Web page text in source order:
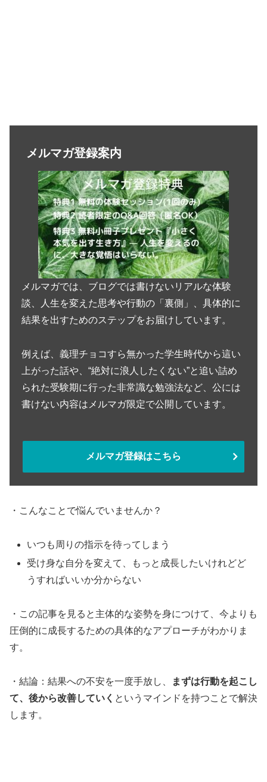
メルマガ登録案内
メルマガでは、ブログでは書けないリアルな体験
談、人生を変えた思考や行動の「裏側」、具体的に
結果を出すためのステップをお届けしています。
例えば、義理チョコすら無かった学生時代から這い
上がった話や、“絶対に浪人したくない”と追い詰め
られた受験期に行った非常識な勉強法など、公には
書けない内容はメルマガ限定で公開しています。
メルマガ登録はこちら
・こんなことで悩んでいませんか？
いつも周りの指示を待ってしまう
受け身な自分を変えて、もっと成長したいけれどど
うすればいいか分からない
・この記事を見ると主体的な姿勢を身につけて、今よりも
圧倒的に成長するための具体的なアプローチがわかりま
す。
・結論：結果への不安を一度手放し、
まずは行動を起こし
て、後から改善していく というマインドを持つことで解決
します。